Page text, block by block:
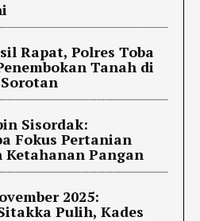
Rapat, Polres Toba
Tanah di
Sisordak:
Fokus Pertanian
Pangan
2025:
Pulih, Kades